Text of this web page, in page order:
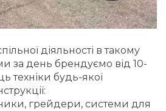
діяльності в такому
за день брендуємо від 10-
техніки будь-якої
грейдери, системи для